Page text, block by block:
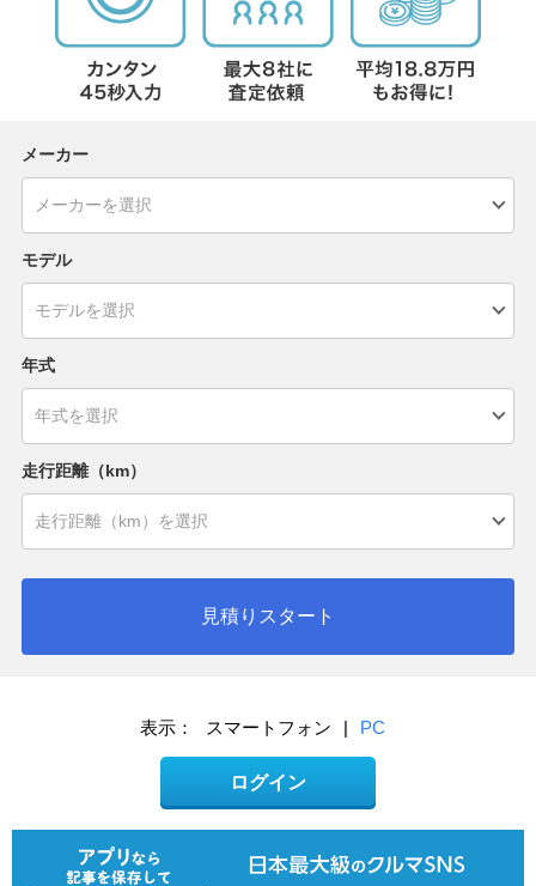
メーカー
モデル
年式
走行距離（km）
見積りスタート
表示： スマートフォン | PC
ログイン